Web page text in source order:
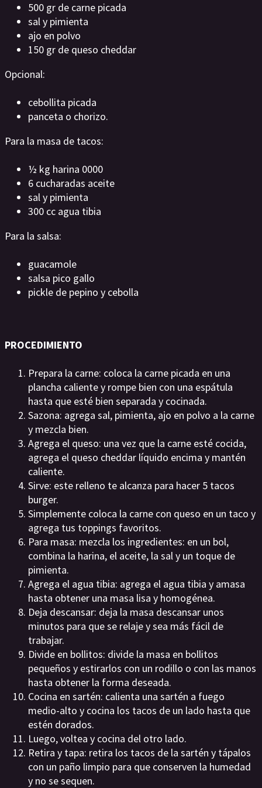
500 gr de carne picada
sal y pimienta
ajo en polvo
150 gr de queso cheddar
Opcional:
cebollita picada
panceta o chorizo.
Para la masa de tacos:
½ kg harina 0000
6 cucharadas aceite
sal y pimienta
300 cc agua tibia
Para la salsa:
guacamole
salsa pico gallo
pickle de pepino y cebolla
PROCEDIMIENTO
Prepara la carne: coloca la carne picada en una
plancha caliente y rompe bien con una espátula
hasta que esté bien separada y cocinada.
Sazona: agrega sal, pimienta, ajo en polvo a la carne
y mezcla bien.
Agrega el queso: una vez que la carne esté cocida,
agrega el queso cheddar líquido encima y mantén
caliente.
Sirve: este relleno te alcanza para hacer 5 tacos
burger.
Simplemente coloca la carne con queso en un taco y
agrega tus toppings favoritos.
Para masa: mezcla los ingredientes: en un bol,
combina la harina, el aceite, la sal y un toque de
pimienta.
Agrega el agua tibia: agrega el agua tibia y amasa
hasta obtener una masa lisa y homogénea.
Deja descansar: deja la masa descansar unos
minutos para que se relaje y sea más fácil de
trabajar.
Divide en bollitos: divide la masa en bollitos
pequeños y estirarlos con un rodillo o con las manos
hasta obtener la forma deseada.
Cocina en sartén: calienta una sartén a fuego
medio-alto y cocina los tacos de un lado hasta que
estén dorados.
Luego, voltea y cocina del otro lado.
Retira y tapa: retira los tacos de la sartén y tápalos
con un paño limpio para que conserven la humedad
y no se sequen.